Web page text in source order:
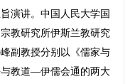
演讲。中国人民大学国
教研究所伊斯兰教研究
副教授分别以《儒家与
教道—伊儒会通的两大